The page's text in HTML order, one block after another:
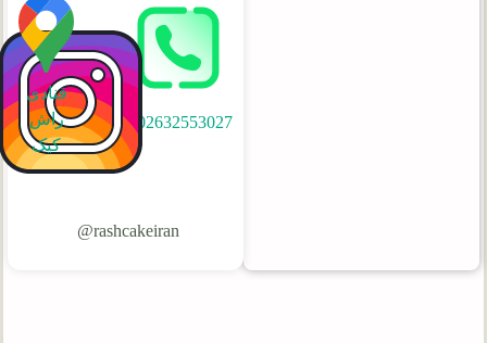
02632553027
rashcakeiran@
قنادی
راش
کیک